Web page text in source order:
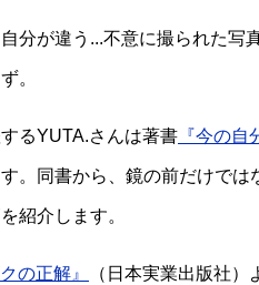
分が違う...不意に撮られた写
。
るYUTA.さんは著書 『今の自
。同書から、鏡の前だけでは
紹介します。
の正解』 （日本実業出版社